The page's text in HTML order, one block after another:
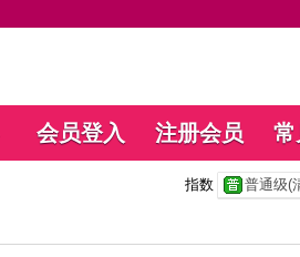
会员登入 注册会员 常
指数 普通级(